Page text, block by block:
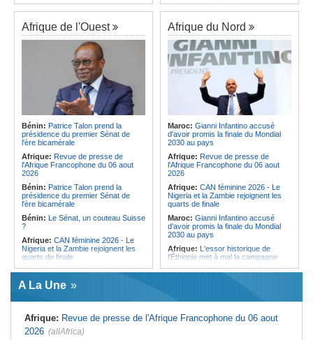
Congo-Kinshasa:Plan stratégique
triennal 2026-2028 - L'IGF place la
digitalisation au coeur des réformes
Congo-Kinshasa:RDC - Félix
Tshisekedi place le CEFOCK au
coeur de bataille de l'appropriation
du Génocost !
Congo-Kinshasa: Matadi - Le
Kongo Central lance la campagne
de sensibilisation au deuxième
Recensement général de la
population et de l'habitat
Congo-Kinshasa: Le VPM Shabani
remet aux organisations politiques la
directive ministérielle de l'année
politique 2026
Congo-Kinshasa:Gratien de
Saint-Nicolas Iracan - « Je ne
soutiendrai jamais un dialogue
destiné au partage du pouvoir ou à
la légitimation des groupes armés »
Ethiopie:Addis-Abeba - L'église
d'Afrique lance officiellement son
'cheminement' vers la grande
Assemblée de 2028
Afrique de l'Est: Le pari du régime
érythréen - Pousser le Tigray vers
une zone tampon dans le cadre
d'une nouvelle guerre par
procuration
Ethiopie:Le Premier ministre Abiy
inaugure le nouveau terminal de
l'aéroport international de Bahir Dar
Afrique:La Croix-Rouge
éthiopienne appelle à une
mobilisation accrue des ressources
locales en Afrique
Afrique de l'Est:
les moyens, entraver la coopération
équitable par tous les moyens
Afrique de l'Ouest
Bénin: Patrice Talon prend la
présidence du premier Sénat de
l'ère bicamérale
Afrique: Revue de presse de
l'Afrique Francophone du 06 aout
2026
Bénin: Patrice Talon prend la
présidence du premier Sénat de
l'ère bicamérale
Bénin: Le Sénat, un couteau Suisse
?
Afrique: CAN féminine 2026 - Le
Nigeria et la Zambie rejoignent les
quarts de finale
Afrique:Le continent, plaque
tournante des faux ordres de
virement
Mali:Achat d'un avion présidentiel -
condamnation de l'ex-ministre de
l'Économie
Afrique du Nord
Maroc: Gianni Infantino accusé
d'avoir promis la finale du Mondial
2030 au pays
Afrique: Revue de presse de
l'Afrique Francophone du 06 aout
2026
Afrique: CAN féminine 2026 - Le
Nigeria et la Zambie rejoignent les
quarts de finale
Maroc: Gianni Infantino accusé
d'avoir promis la finale du Mondial
2030 au pays
Afrique: L'essor historique de
l'Éthiopie met à mal la campagne
blessés dans un grave accident de
A La Une
Afrique: Revue de presse de l'Afrique Francophone du 06 aout
2026 (allAfrica)